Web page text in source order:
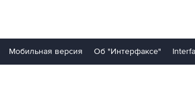
Мобильная версия Об "Интерфаксе"